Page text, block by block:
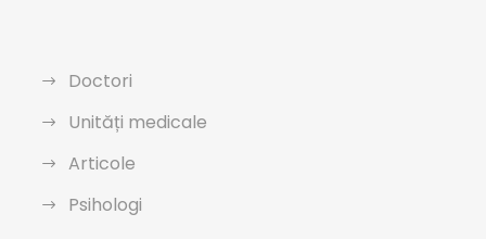
Doctori
Unități medicale
Articole
Psihologi